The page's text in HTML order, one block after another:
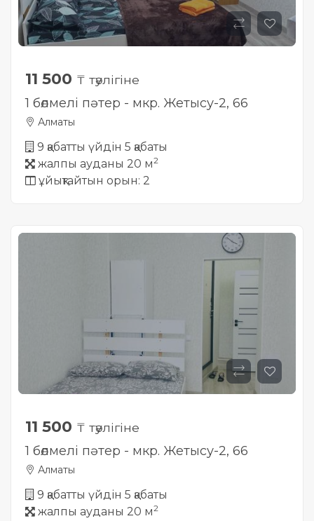
11 500 ₸ тәулігіне
1 бөлмелі пәтер - мкр. Жетысу-2, 66
Алматы
9 қабатты үйдін 5 қабаты
жалпы ауданы 20 м2
ұйықтайтын орын: 2
11 500 ₸ тәулігіне
1 бөлмелі пәтер - мкр. Жетысу-2, 66
Алматы
9 қабатты үйдін 5 қабаты
жалпы ауданы 20 м2